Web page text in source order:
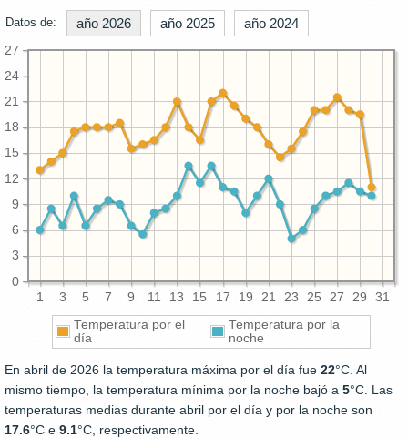
Datos de: año 2026 año 2025 año 2024
1 3 5 7 9 11 13 15 17 19 21 23 25 27 29 31
0
3
6
9
12
15
18
21
24
27
Temperatura por el
día
Temperatura por la
noche
En abril de 2026 la temperatura máxima por el día fue 22°C. Al
mismo tiempo, la temperatura mínima por la noche bajó a 5°C. Las
temperaturas medias durante abril por el día y por la noche son
17.6°C e 9.1°C, respectivamente.